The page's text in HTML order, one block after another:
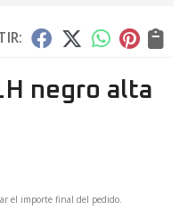
negro alta
el importe final del pedido.